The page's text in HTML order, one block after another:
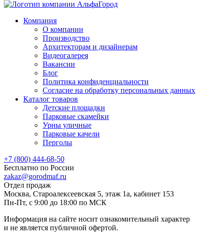
Компания
О компании
Производство
Архитекторам и дизайнерам
Видеогалерея
Вакансии
Блог
Политика конфиденциальности
Согласие на обработку персональных данных
Каталог товаров
Детские площадки
Парковые скамейки
Урны уличные
Парковые качели
Перголы
+7 (800) 444-68-50
Бесплатно по России
zakaz@gorodmaf.ru
Отдел продаж
Москва, Староалексеевская 5, этаж 1а, кабинет 153
Пн-Пт, с 9:00 до 18:00 по МСК
Информация на сайте носит ознакомительный характер
и не является публичной офертой.